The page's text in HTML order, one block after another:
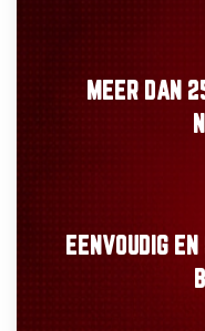
MEER DAN
EENVOUDIGEN